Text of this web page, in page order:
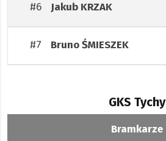
#6 Jakub KRZAK
#7 BrunoŚMIESZEK
GKS Tychy
Bramkarze